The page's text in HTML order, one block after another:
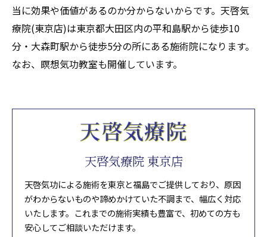
当に効果や価値があるのか分からないからです。天啓気
療院(東京店)は東京都大田区内の平和島駅から徒歩10
分・大森町駅から徒歩5分の所にある施術院になります。
なお、瞑想気功教室も開催しています。
天啓気療院 東京店
天啓気功による施術を東京と福島でご提供しており、原因
がわからないものや諦めかけていた不調まで、幅広く対応
いたします。これまでの施術実績も豊富で、初めての方も
安心してご相談いただけます。